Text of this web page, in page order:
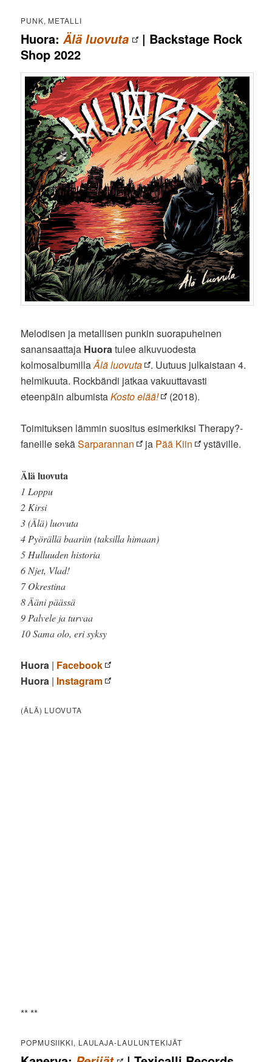
PUNK, METALLI
Huora:Älä luovuta
| Backstage Rock
Shop 2022
Melodisen ja metallisen punkin suorapuheinen
sanansaattaja Huoratulee alkuvuodesta
kolmosalbumillaÄlä luovuta
. Uutuus julkaistaan 4.
helmikuuta. Rockbändi jatkaa vakuuttavasti
eteenpäin albumistaKosto elää! (2018).
Toimituksen lämmin suositus esimerkiksi Therapy?-
faneille sekäSarparannan ja Pää Kiin ystäville.
Älä luovuta
1 Loppu
2 Kirsi
3 (Älä) luovuta
4 Pyörällä baariin (taksilla himaan)
5 Hulluuden historia
6 Njet, Vlad!
7 Okrestina
8 Ääni päässä
9 Palvele ja turvaa
10 Sama olo, eri syksy
Huora | Facebook
Huora | Instagram
(ÄLÄ) LUOVUTA
** **
POPMUSIIKKI, LAULAJA-LAULUNTEKIJÄT